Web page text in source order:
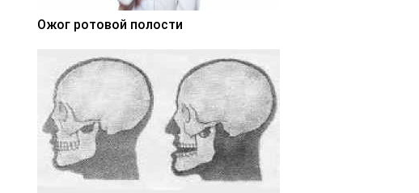
Ожог ротовой полости